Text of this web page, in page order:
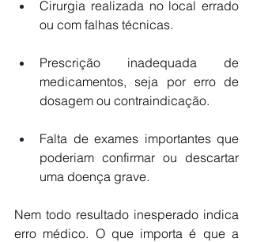
Cirurgia realizada no local errado
ou com falhas técnicas.
Prescrição inadequada de
medicamentos, seja por erro de
dosagem ou contraindicação.
Falta de exames importantes que
poderiam confirmar ou descartar
uma doença grave.
Nem todo resultado inesperado indica
erro médico. O que importa é que a